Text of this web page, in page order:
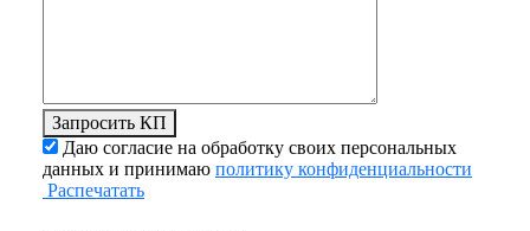
Запросить КП
Даю согласие на обработку своих персональных
данных и принимаю политику конфиденциальности
Распечатать